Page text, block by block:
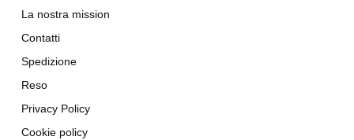
La nostra mission
Contatti
Spedizione
Reso
Privacy Policy
Cookie policy